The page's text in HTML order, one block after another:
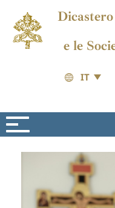
e le
IT